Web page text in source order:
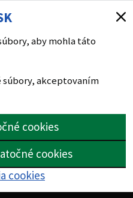
aby mohla táto
akceptovaním
cookies
cookies
cookies